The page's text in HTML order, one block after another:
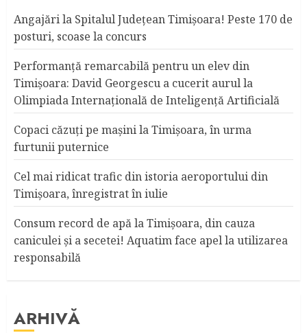
Angajări la Spitalul Judeţean Timişoara! Peste 170 de
posturi, scoase la concurs
Performanță remarcabilă pentru un elev din
Timișoara: David Georgescu a cucerit aurul la
Olimpiada Internațională de Inteligență Artificială
Copaci căzuţi pe maşini la Timişoara, în urma
furtunii puternice
Cel mai ridicat trafic din istoria aeroportului din
Timişoara, înregistrat în iulie
Consum record de apă la Timişoara, din cauza
caniculei şi a secetei! Aquatim face apel la utilizarea
responsabilă
ARHIVĂ